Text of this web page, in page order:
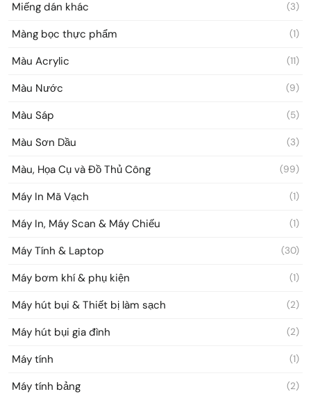
Miếng dán khác (3)
Màng bọc thực phẩm (1)
Màu Acrylic (11)
Màu Nước (9)
Màu Sáp (5)
Màu Sơn Dầu (3)
Màu, Họa Cụ và Đồ Thủ Công (99)
Máy In Mã Vạch (1)
Máy In, Máy Scan & Máy Chiếu (1)
Máy Tính & Laptop (30)
Máy bơm khí & phụ kiện (1)
Máy hút bụi & Thiết bị làm sạch (2)
Máy hút bụi gia đình (2)
Máy tính (1)
Máy tính bảng (2)